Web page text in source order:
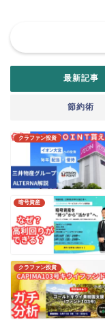
最新記事
節約術
クラファン投資
暗号資産
クラファン投資